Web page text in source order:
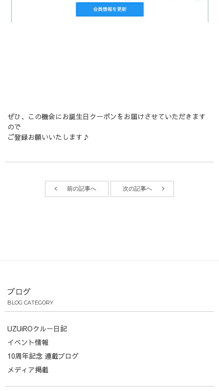
ぜひ、この機会にお誕生日クーポンをお届けさせていただきます
ので
ご登録お願いいたします♪
前の記事へ 次の記事へ
ブログ
BLOG CATEGORY
UZUiROクルー日記
イベント情報
10周年記念 連載ブログ
メディア掲載